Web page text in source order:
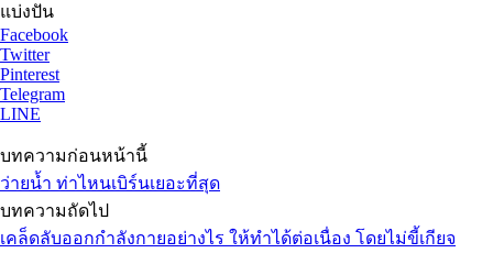
แบ่งปัน
Facebook
Twitter
Pinterest
Telegram
LINE
บทความก่อนหน้านี้
ว่ายน้ำ ท่าไหนเบิร์นเยอะที่สุด
บทความถัดไป
เคล็ดลับออกกำลังกายอย่างไร ให้ทำได้ต่อเนื่อง โดยไม่ขี้เกียจ